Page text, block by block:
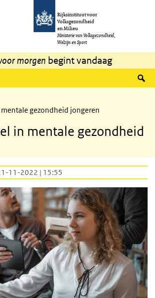
inhoud gaan
Rijksinstituut voor
Volksgezondheid
en Milieu
Ministerie van Volksgezondheid,
Welzijn en Sport
morgen begint vandaag
gezondheid jongeren
in mentale gezondheid
11-2022 | 15:55